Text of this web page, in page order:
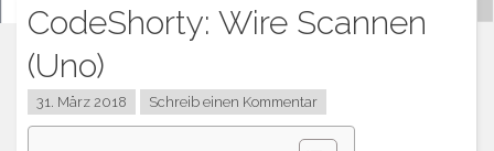
CodeShorty: Wire Scannen
(Uno)
31. März 2018 Schreib einen Kommentar